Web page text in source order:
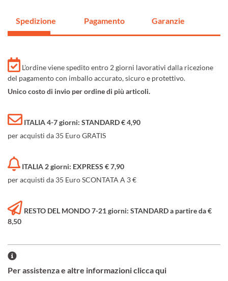
Spedizione Pagamento Garanzie
L'ordine viene spedito entro 2 giorni lavorativi dalla ricezione
del pagamento con imballo accurato, sicuro e protettivo.
Unico costo di invio per ordine di più articoli.
ITALIA 4-7 giorni: STANDARD € 4,90
per acquisti da 35 Euro GRATIS
ITALIA 2 giorni: EXPRESS € 7,90
per acquisti da 35 Euro SCONTATA A 3 €
RESTO DEL MONDO 7-21 giorni: STANDARD a partire da €
8,50
Per assistenza e altre informazioni clicca qui